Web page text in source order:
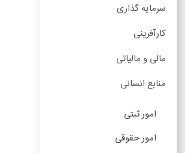
سرمایه گذاری
کارآفرینی
مالی و مالیاتی
منابع انسانی
امور ثبتی
امور حقوقی